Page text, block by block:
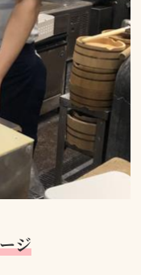
ジ